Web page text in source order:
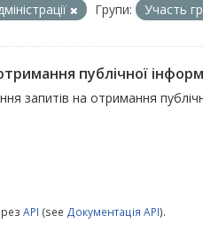
Групи: Участь
публічної
запитів на отримання
API (see Документація API).